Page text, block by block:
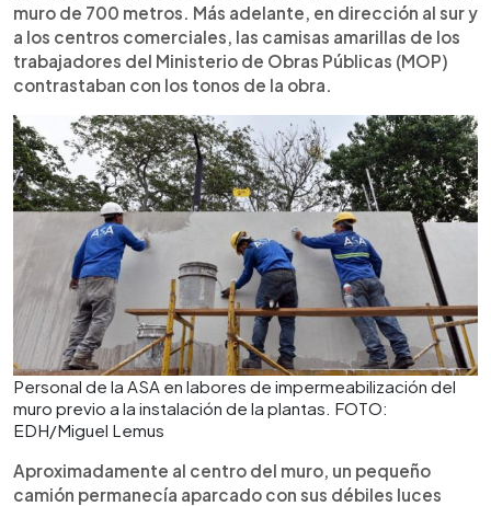
muro de 700 metros. Más adelante, en dirección al sur y
a los centros comerciales, las camisas amarillas de los
trabajadores del Ministerio de Obras Públicas (MOP)
contrastaban con los tonos de la obra.
Personal de la ASA en labores de impermeabilización del
muro previo a la instalación de la plantas. FOTO:
EDH/Miguel Lemus
Aproximadamente al centro del muro, un pequeño
camión permanecía aparcado con sus débiles luces